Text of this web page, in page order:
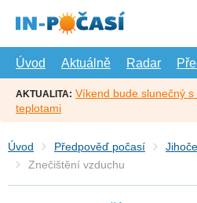
hlavní
Úvod
Aktuálně Radar
AKTUALITA: Víkend bude slunečný
teplotami
Úvod Předpověď počasí
Znečištění vzduchu